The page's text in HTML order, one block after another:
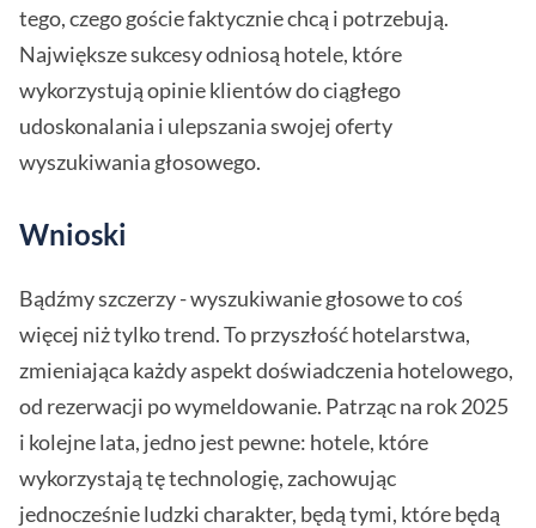
tego, czego goście faktycznie chcą i potrzebują.
Największe sukcesy odniosą hotele, które
wykorzystują opinie klientów do ciągłego
udoskonalania i ulepszania swojej oferty
wyszukiwania głosowego.
Wnioski
Bądźmy szczerzy - wyszukiwanie głosowe to coś
więcej niż tylko trend. To przyszłość hotelarstwa,
zmieniająca każdy aspekt doświadczenia hotelowego,
od rezerwacji po wymeldowanie. Patrząc na rok 2025
i kolejne lata, jedno jest pewne: hotele, które
wykorzystają tę technologię, zachowując
jednocześnie ludzki charakter, będą tymi, które będą